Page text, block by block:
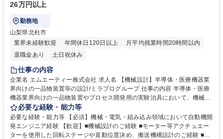
26万円以上
勤務地
山梨県北杜市
業界未経験歓迎
年間休日120日以上
月平均残業時間20時間以内
退職金あり
土日祝休み
仕事の内容
企業名 エムエーティー株式会社 求人名 【機械設計】半導体・医療機器業
界向けの一品物装置等の設計/ミラプログループ 仕事の内容 半導体・医療
機器業界向けの一品物装置やプロセス開発用の実験治具において、機械構
造の構想設計から3D CADによる詳細設計、部品図作成をご担当していた
だきます。 ■顧客からの仕様ヒアリングを基に、装置や治具の構想設計・
レイアウト検討を実施(目的：搬送・検査・温度制御など) ■3D CAD(Solid
Works)を使用し、装置全体および構成部品(フレーム、ステージ、真空チ
必要な経験・能力等
必要な経験・能力等 【必須】機械・電気・組み込み領域において自動機開
発エンジニア経験 【歓迎】■機械設計のご経験 ■モーター等アクチュエー
ターを使用した回転ステージや直動位置決め、搬送機構設計のご経験 ■空